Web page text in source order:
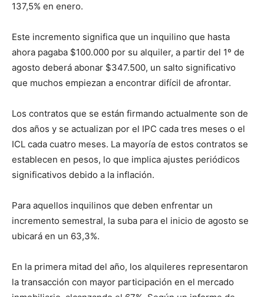
137,5% en enero.
Este incremento significa que un inquilino que hasta
ahora pagaba $100.000 por su alquiler, a partir del 1º de
agosto deberá abonar $347.500, un salto significativo
que muchos empiezan a encontrar difícil de afrontar.
Los contratos que se están firmando actualmente son de
dos años y se actualizan por el IPC cada tres meses o el
ICL cada cuatro meses. La mayoría de estos contratos se
establecen en pesos, lo que implica ajustes periódicos
significativos debido a la inflación.
Para aquellos inquilinos que deben enfrentar un
incremento semestral, la suba para el inicio de agosto se
ubicará en un 63,3%.
En la primera mitad del año, los alquileres representaron
la transacción con mayor participación en el mercado